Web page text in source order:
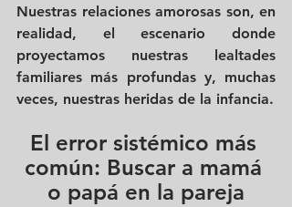
Nuestras relaciones amorosas son, en
realidad, el escenario donde
proyectamos nuestras lealtades
familiares más profundas y, muchas
veces, nuestras heridas de la infancia.
El error sistémico más
común: Buscar a mamá
o papá en la pareja